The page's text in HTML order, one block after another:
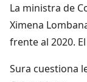
La ministra de
Ximena
frente al 2020.
Sura cuestiona